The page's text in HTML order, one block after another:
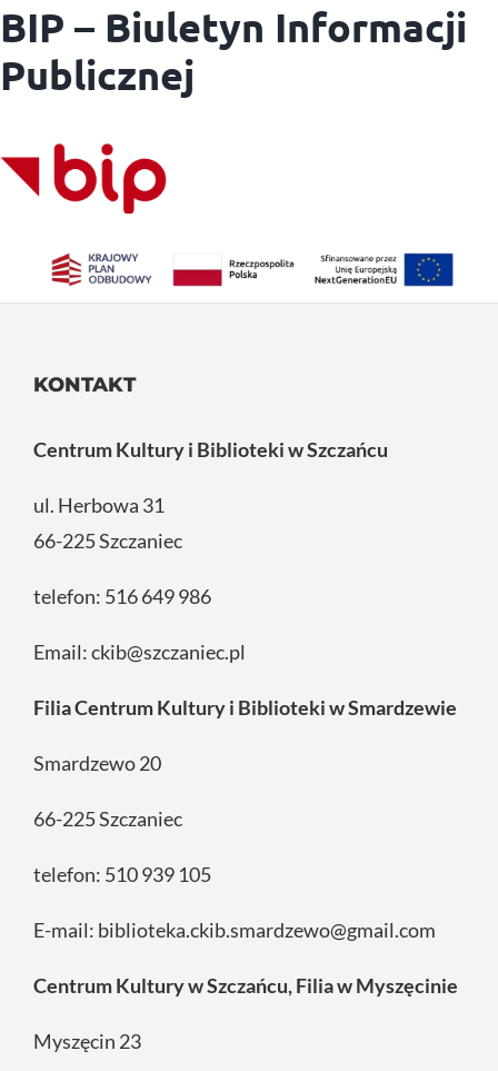
BIP – Biuletyn Informacji
Publicznej
KONTAKT
Centrum Kultury i Biblioteki w Szczańcu
ul. Herbowa 31
66-225 Szczaniec
telefon: 516 649 986
Email:ckib@szczaniec.pl
Filia Centrum Kultury i Biblioteki w Smardzewie
Smardzewo 20
66-225 Szczaniec
telefon: 510 939 105
E-mail: biblioteka.ckib.smardzewo@gmail.com
Centrum Kultury w Szczańcu, Filia w Myszęcinie
Myszęcin 23